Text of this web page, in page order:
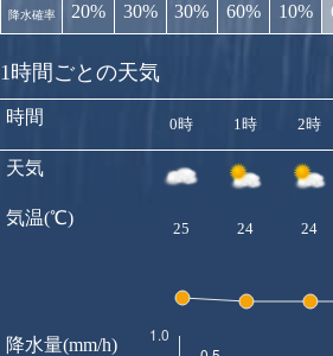
降水確率 20% 30% 30% 60% 10%
1時間ごとの天気
時間
天気
気温(℃)
降水量(mm/h)
0時 1時 2時
25 24 24